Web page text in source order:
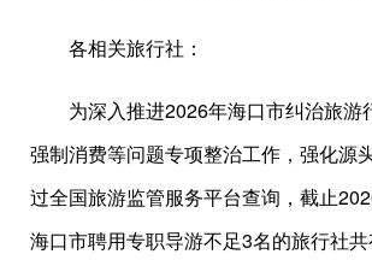
各相关旅行社：
为深入推进2026年海口市纠治旅游
强制消费等问题专项整治工作，强化源
过全国旅游监管服务平台查询，截止
海口市聘用专职导游不足3名的旅行社